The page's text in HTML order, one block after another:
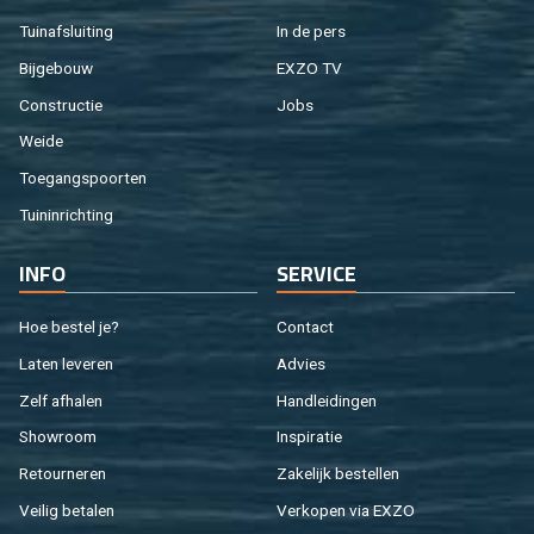
Tuin­af­slui­ting
Bij­ge­bouw
Con­struc­tie
Weide
Toe­gangs­poor­ten
Tuin­in­rich­ting
In de pers
EXZO TV
Jobs
INFO
Hoe be­stel je?
Laten le­ve­ren
Zelf af­ha­len
Show­room
Re­tour­ne­ren
Vei­lig be­ta­len
SER­VI­CE
Con­tact
Ad­vies
Hand­lei­din­gen
In­spi­ra­tie
Za­ke­lijk be­stel­len
Ver­ko­pen via EXZO